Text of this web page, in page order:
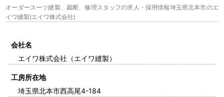
オーダースーツ縫製、裁断、修理スタッフの求人・採用情報埼玉県北本市のエ
イワ縫製(エイワ株式会社)
会社名
エイワ株式会社（エイワ縫製）
工房所在地
埼玉県北本市西高尾4-184